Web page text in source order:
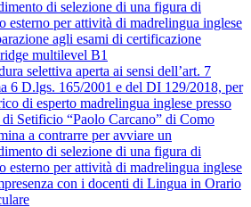
di selezione di una figura di
esterno per attività di madrelingua inglese
agli esami di certificazione
multilevel B1
selettiva aperta ai sensi dell’art. 7
6 D.lgs. 165/2001 e del DI 129/2018, per
di esperto madrelingua inglese presso
di Setificio “Paolo Carcano” di Como
a contrarre per avviare un
di selezione di una figura di
esterno per attività di madrelingua inglese
con i docenti di Lingua in Orario